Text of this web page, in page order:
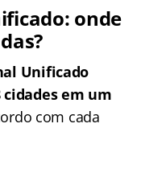
onde
Unificado
cidades em um
com cada